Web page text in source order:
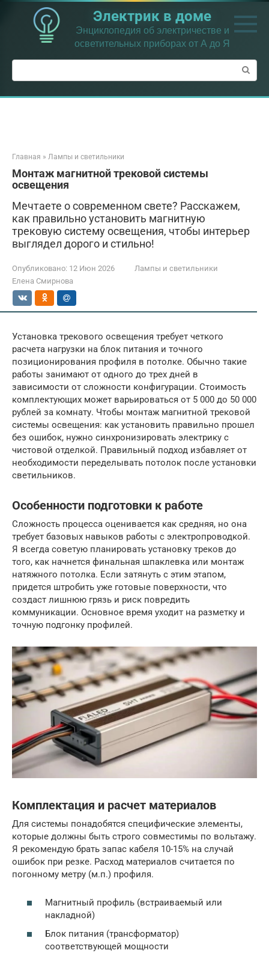
Перейти
контенту
Электрик в доме
Энциклопедия об электричестве и
осветительных приборах от А до Я
Поиск:
Главная » Лампы и светильники
Монтаж магнитной трековой системы
освещения
Мечтаете о современном свете? Расскажем,
как правильно установить магнитную
трековую систему освещения, чтобы интерьер
выглядел дорого и стильно!
Опубликовано: 12 Июн 2026
Лампы и светильники
Елена Смирнова
Установка трекового освещения требует четкого
расчета нагрузки на блок питания и точного
позиционирования профиля в потолке. Обычно такие
работы занимают от одного до трех дней в
зависимости от сложности конфигурации. Стоимость
комплектующих может варьироваться от 5 000 до 50 000
рублей за комнату. Чтобы монтаж магнитной трековой
системы освещения: как установить правильно прошел
без ошибок, нужно синхронизировать электрику с
чистовой отделкой. Правильный подход избавляет от
необходимости переделывать потолок после установки
светильников.
Особенности подготовки к работе
Сложность процесса оценивается как средняя, но она
требует базовых навыков работы с электропроводкой.
Я всегда советую планировать установку треков до
того, как начнется финальная шпаклевка или монтаж
натяжного потолка. Если затянуть с этим этапом,
придется штробить уже готовые поверхности, что
создаст лишнюю грязь и риск повредить
коммуникации. Основное время уходит на разметку и
точную подгонку профилей.
Комплектация и расчет материалов
Для системы понадобятся специфические элементы,
которые должны быть строго совместимы по вольтажу.
Я рекомендую брать запас кабеля 10-15% на случай
ошибок при резке. Расход материалов считается по
погонному метру (м.п.) профиля.
Магнитный профиль (встраиваемый или
накладной)
Блок питания (трансформатор)
соответствующей мощности